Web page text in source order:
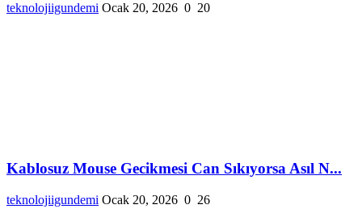
teknolojiigundemi Ocak 20, 2026 0 20
Kablosuz Mouse Gecikmesi Can Sıkıyorsa Asıl N...
teknolojiigundemi Ocak 20, 2026 0 26